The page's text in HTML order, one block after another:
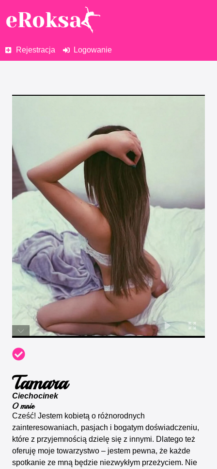
Rejestracja Logowanie
Tamara
Ciechocinek
O mnie
Cześć! Jestem kobietą o różnorodnych
zainteresowaniach, pasjach i bogatym doświadczeniu,
które z przyjemnością dzielę się z innymi. Dlatego też
oferuję moje towarzystwo – jestem pewna, że każde
spotkanie ze mną będzie niezwykłym przeżyciem. Nie